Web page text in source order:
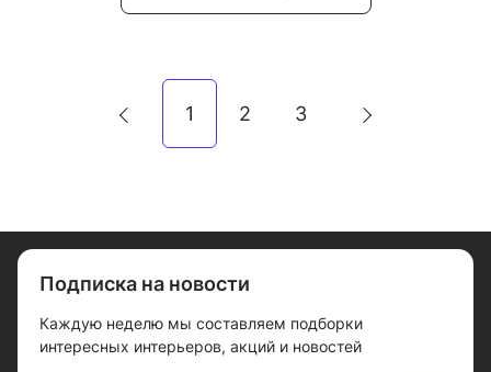
1 2 3
Подписка на новости
Каждую неделю мы составляем подборки
интересных интерьеров, акций и новостей